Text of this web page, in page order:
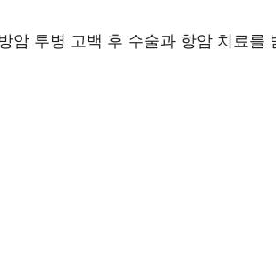
암 투병 고백 후 수술과 항암 치료를